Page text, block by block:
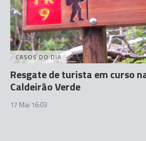
CASOS DO DIA
Resgate de turista em curso
Caldeirão Verde
17 Mai 16:03